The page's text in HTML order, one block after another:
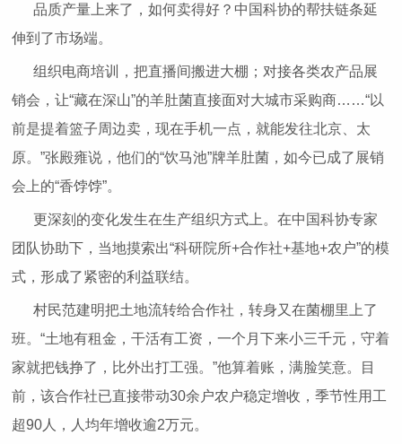
品质产量上来了，如何卖得好？中国科协的帮扶链条延
伸到了市场端。
组织电商培训，把直播间搬进大棚；对接各类农产品展
销会，让“藏在深山”的羊肚菌直接面对大城市采购商……“以
前是提着篮子周边卖，现在手机一点，就能发往北京、太
原。”张殿雍说，他们的“饮马池”牌羊肚菌，如今已成了展销
会上的“香饽饽”。
更深刻的变化发生在生产组织方式上。在中国科协专家
团队协助下，当地摸索出“科研院所+合作社+基地+农户”的模
式，形成了紧密的利益联结。
村民范建明把土地流转给合作社，转身又在菌棚里上了
班。“土地有租金，干活有工资，一个月下来小三千元，守着
家就把钱挣了，比外出打工强。”他算着账，满脸笑意。目
前，该合作社已直接带动30余户农户稳定增收，季节性用工
超90人，人均年增收逾2万元。